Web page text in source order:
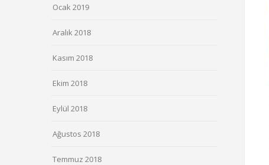
Ocak 2019
Aralık 2018
Kasım 2018
Ekim 2018
Eylül 2018
Ağustos 2018
Temmuz 2018